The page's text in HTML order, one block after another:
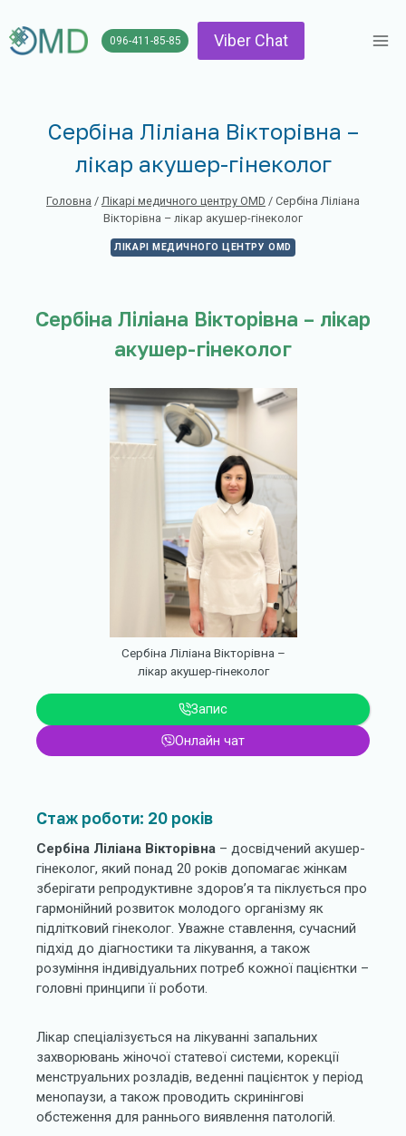
до
вмісту
096-411-85-85 Viber Chat
Сербіна Ліліана Вікторівна –
лікар акушер-гінеколог
Головна / Лікарі медичного центру OMD / Сербіна Ліліана
Вікторівна – лікар акушер-гінеколог
ЛІКАРІ МЕДИЧНОГО ЦЕНТРУ OMD
Сербіна Ліліана Вікторівна – лікар
акушер-гінеколог
Сербіна Ліліана Вікторівна –
лікар акушер-гінеколог
Запис
Онлайн чат
Стаж роботи: 20 років
Сербіна Ліліана Вікторівна – досвідчений акушер-
гінеколог, який понад 20 років допомагає жінкам
зберігати репродуктивне здоров’я та піклується про
гармонійний розвиток молодого організму як
підлітковий гінеколог. Уважне ставлення, сучасний
підхід до діагностики та лікування, а також
розуміння індивідуальних потреб кожної пацієнтки –
головні принципи її роботи.
Лікар спеціалізується на лікуванні запальних
захворювань жіночої статевої системи, корекції
менструальних розладів, веденні пацієнток у період
менопаузи, а також проводить скринінгові
обстеження для раннього виявлення патологій.